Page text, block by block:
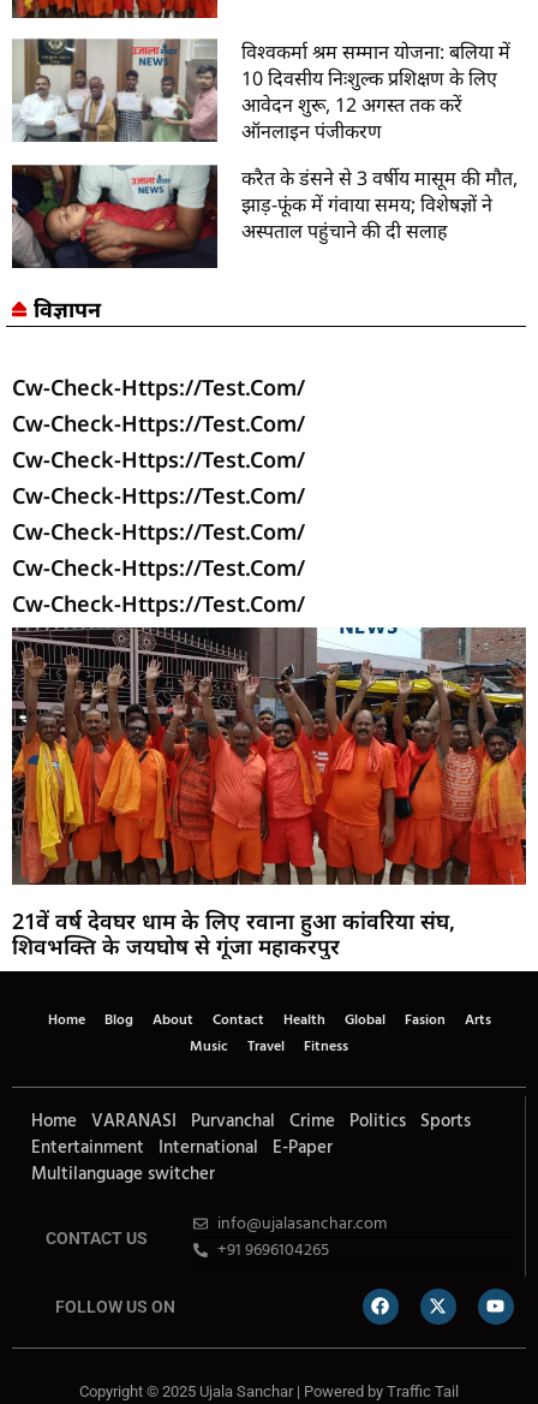
विश्वकर्मा श्रम सम्मान योजना: बलिया में
10 दिवसीय निःशुल्क प्रशिक्षण के लिए
आवेदन शुरू, 12 अगस्त तक करें
ऑनलाइन पंजीकरण
करैत के डंसने से 3 वर्षीय मासूम की मौत,
झाड़-फूंक में गंवाया समय; विशेषज्ञों ने
अस्पताल पहुंचाने की दी सलाह
विज्ञापन
Cw-Check-Https://test.com/
Cw-Check-Https://test.com/
Cw-Check-Https://test.com/
Cw-Check-Https://test.com/
Cw-Check-Https://test.com/
Cw-Check-Https://test.com/
Cw-Check-Https://test.com/
21वें वर्ष देवघर धाम के लिए रवाना हुआ कांवरिया संघ,
शिवभक्ति के जयघोष से गूंजा महाकरपुर
Home Blog About Contact Health Global Fasion
Arts
Music
Travel Fitness
Home VARANASI Purvanchal Crime Politics Sports
Entertainment International E-Paper
Multilanguage switcher
CONTACT US
info@ujalasanchar.com
+91 9696104265
FOLLOW US ON
Copyright © 2025 Ujala Sanchar | Powered by Traffic Tail